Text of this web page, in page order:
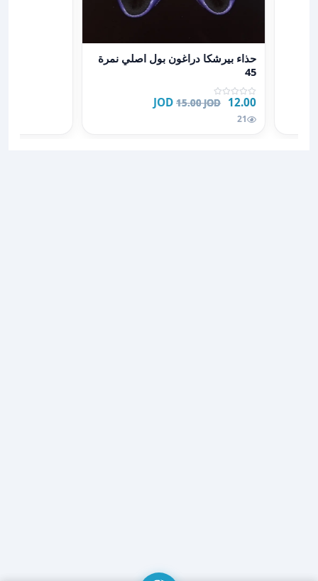
عرض تفاصيل حذاء بيرشكا دراغون بول اصلي نمرة 45
حذاء بيرشكا دراغون بول اصلي نمرة
45
12.00 JOD
15.00 JOD
21